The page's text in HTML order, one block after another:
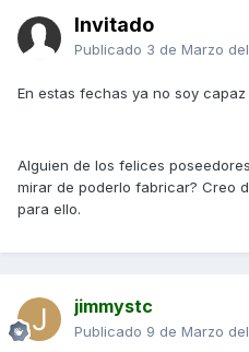
Invitado
Publicado 3 de Marzo
En estas fechas ya no soy
Alguien de los felices
mirar de poderlo fabricar? Creo
para ello.
jimmystc
Publicado 9 de Marzo